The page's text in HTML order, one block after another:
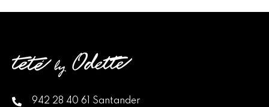
942 28 40 61 Santander